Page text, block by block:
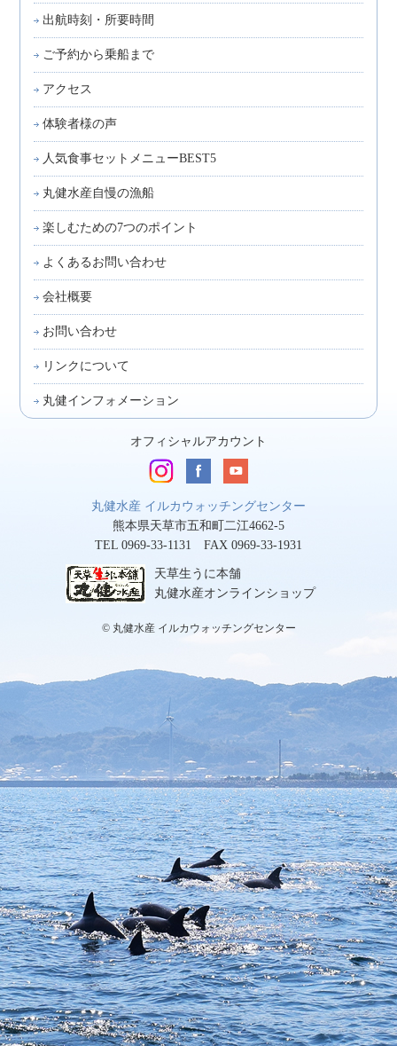
出航時刻・所要時間
ご予約から乗船まで
アクセス
体験者様の声
人気食事セットメニューBEST5
丸健水産自慢の漁船
楽しむための7つのポイント
よくあるお問い合わせ
会社概要
お問い合わせ
リンクについて
丸健インフォメーション
オフィシャルアカウント
丸健水産 イルカウォッチングセンター
熊本県天草市五和町二江4662-5
TEL 0969-33-1131 FAX 0969-33-1931
天草生うに本舗
丸健水産オンラインショップ
© 丸健水産 イルカウォッチングセンター